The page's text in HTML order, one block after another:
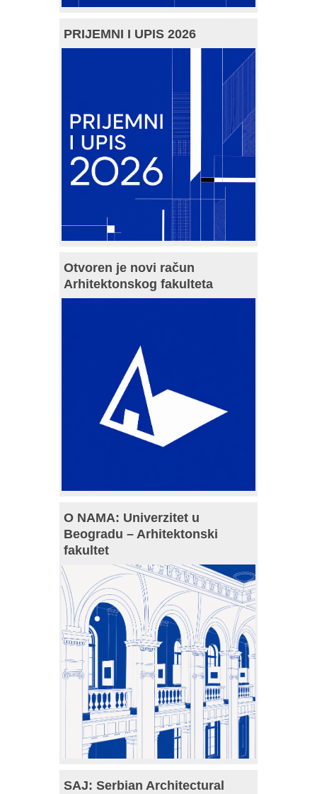
PRIJEMNI I UPIS 2026
Otvoren je novi račun
Arhitektonskog fakulteta
O NAMA: Univerzitet u
Beogradu – Arhitektonski
fakultet
SAJ: Serbian Architectural